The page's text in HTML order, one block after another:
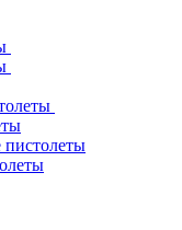
пистолеты